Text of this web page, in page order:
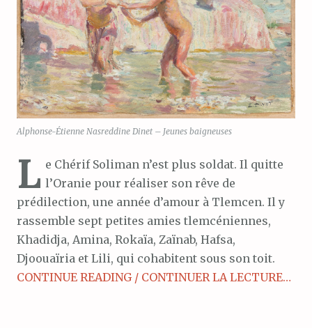
Alphonse-Étienne Nasreddine Dinet – Jeunes baigneuses
L e Chérif Soliman n’est plus soldat. Il quitte
l’Oranie pour réaliser son rêve de
prédilection, une année d’amour à Tlemcen. Il y
rassemble sept petites amies tlemcéniennes,
Khadidja, Amina, Rokaïa, Zaïnab, Hafsa,
Djoouaïria et Lili, qui cohabitent sous son toit.
CONTINUE READING / CONTINUER LA LECTURE…